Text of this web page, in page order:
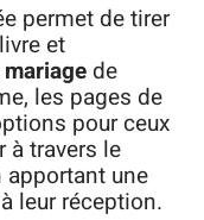
permet de tirer
et
de
les pages de
pour ceux
à travers le
une
leur réception.